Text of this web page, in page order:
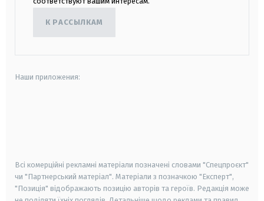
К РАССЫЛКАМ
Наши приложения:
Всі комерційні рекламні матеріали позначені словами "Спецпроєкт"
чи "Партнерський матеріал". Матеріали з позначкою "Експерт",
"Позиція" відображають позицію авторів та героїв. Редакція може